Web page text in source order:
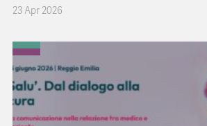
23 Apr 2026